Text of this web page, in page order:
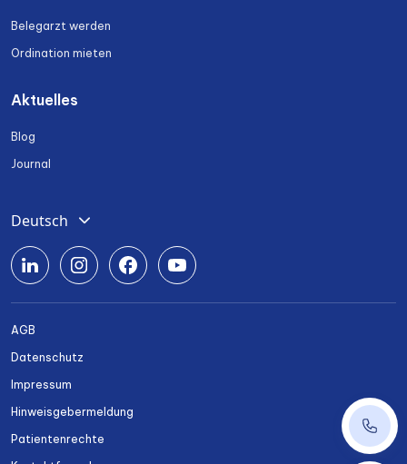
Belegarzt werden
Ordination mieten
Aktuelles
Blog
Journal
Deutsch
English
Română
Srpski
Български
Українська
AGB
Datenschutz
Impressum
Hinweisgebermeldung
Patientenrechte
+43